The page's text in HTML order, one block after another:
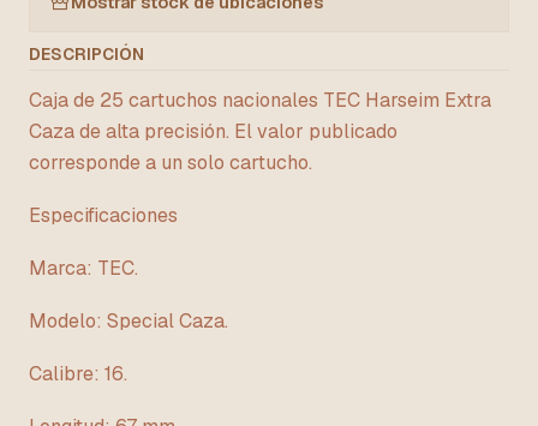
DESCRIPCIÓN
Caja de 25 cartuchos nacionales TEC Harseim Extra
Caza de alta precisión. El valor publicado
corresponde a un solo cartucho.
Especificaciones
Marca: TEC.
Modelo: Special Caza.
Calibre: 16.